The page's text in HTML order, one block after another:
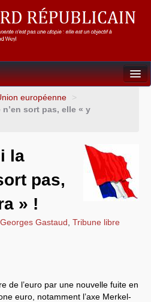
européenne
>
sort pas, elle « y
la
pas,
» !
Georges Gastaud Tribune libre
de l’euro par une nouvelle fuite en
euro, notamment l’axe Merkel-